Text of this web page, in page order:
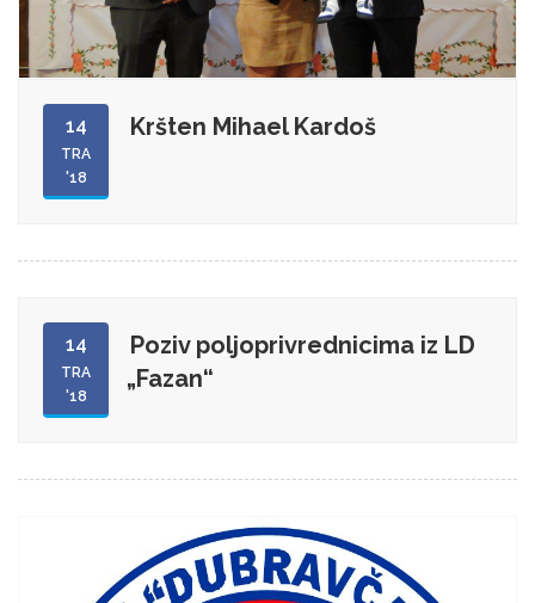
14
TRA
'18
Kršten Mihael Kardoš
14
TRA
'18
Poziv poljoprivrednicima iz LD
„Fazan“